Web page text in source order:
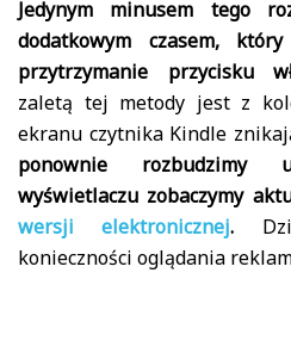
Jedynym minusem tego
dodatkowym czasem,
przytrzymanie przycisku
zaletą tej metody jest z
ekranu czytnika Kindle
ponownie rozbudzimy
wyświetlaczu zobaczymy
wersji elektronicznej.
konieczności oglądania